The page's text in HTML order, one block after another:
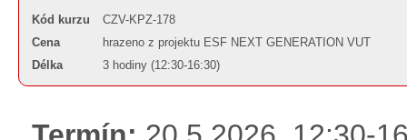
Kód kurzu
CZV-KPZ-178
Cena
hrazeno z projektu ESF NEXT GENERATION VUT
Délka
3 hodiny (12:30-16:30)